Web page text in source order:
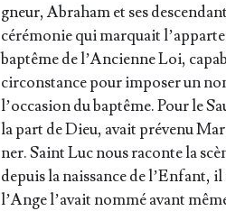
gneur, Abra­ham et ses
céré­mo­nie qui mar­quait
bap­tême de l’An­cienne Loi,
cir­cons­tance pour impo­ser un
l’oc­ca­sion du bap­tême. Pour le
la part de Dieu, avait pré­ve­nu
ner. Saint Luc nous raconte la
depuis la nais­sance de l’En­fant,
l’Ange l’a­vait nom­mé avant